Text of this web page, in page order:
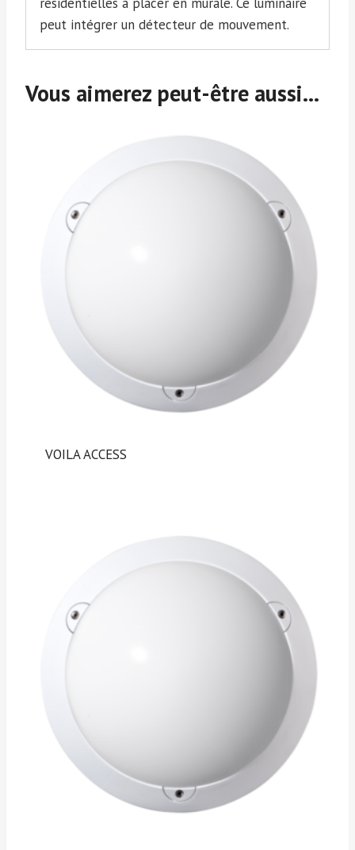
peut intégrer un détecteur de mouvement.
Vous aimerez peut-être aussi…
VOILA ACCESS